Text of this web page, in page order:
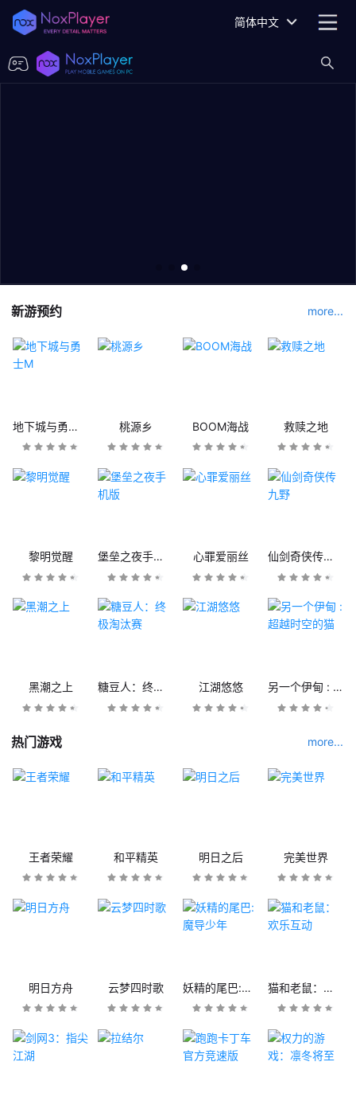
简体中文
新游预约 more...
地下城与勇士M 桃源乡 BOOM海战 救赎之地
黎明觉醒 堡垒之夜手机版 心罪爱丽丝 仙剑奇侠传九野
黑潮之上 糖豆人：终极淘汰赛 江湖悠悠 另一个伊甸 : 超越时空的猫
热门游戏 more...
王者荣耀 和平精英 明日之后 完美世界
明日方舟 云梦四时歌 妖精的尾巴:魔导少年 猫和老鼠：欢乐互动